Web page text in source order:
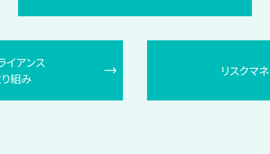
イアンス
組み
リスクマ